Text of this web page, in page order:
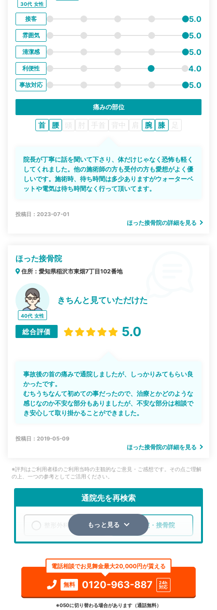
30代 女性
接客 5.0
雰囲気 5.0
清潔感 5.0
利便性 4.0
事故対応 5.0
痛みの部位
首 腰 頭 肘 手首 背中 肩 腕 膝 足
院長が丁寧に話を聞いて下さり、体だけじゃなく恐怖も軽く
してくれました。他の施術師の方も受付の方も愛想がよく優
しいです。施術時、待ち時間は多少ありますがウォーターベ
ットや電気は待ち時間なく行って頂いてます。
投稿日：2023-07-01
ほった接骨院の詳細を見る
ほった接骨院
住所：愛知県稲沢市東畑7丁目102番地
40代 女性
きちんと見ていただけた
総合評価 5.0
事故後の首の痛みで通院しましたが、しっかりみてもらい良
かったです。
むちうちなんて初めての事だったので、治療とかどのような
感じなのか不安な部分もありましたが、不安な部分は相談で
き安心して取り掛かることができました。
投稿日：2019-05-09
ほった接骨院の詳細を見る
※評判はご利用者様のご利用当時の主観的なご意見・ご感想です。その点ご理解
の上、一つの参考としてご活用ください。
通院先を再検索
整形外科 整骨院・接骨院
検索する
詳細条件で絞り込む
もっと見る
電話相談でお見舞金最大20,000円が貰える
無料 0120-963-887
24h
対応
※050に切り替わる場合があります（通話無料）